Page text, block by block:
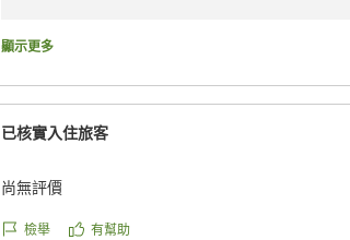
当館の裏口にはスロープをご利用いただける
トまでお声がけいただけましたら、スタッフ
段の利用が難しい場合には、どうぞお気軽にお
顯示更多
已核實入住旅客
尚無評價
檢舉 有幫助